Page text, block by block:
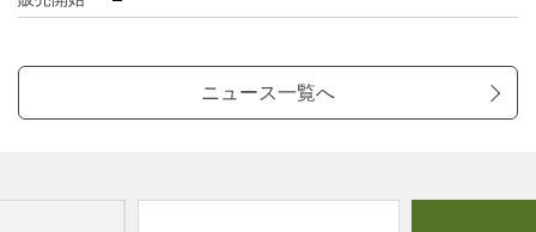
弊社製品に関するリコール実施のお知らせ（重要）
ニュース一覧へ